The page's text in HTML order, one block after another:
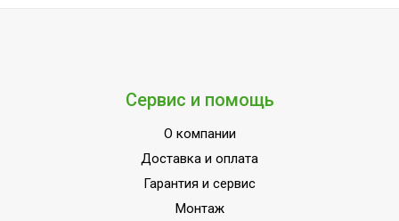
Сервис и помощь
О компании
Доставка и оплата
Гарантия и сервис
Монтаж